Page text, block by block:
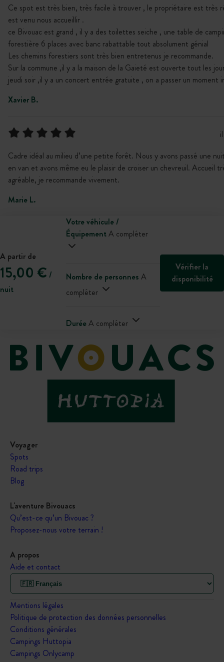
Ce spot est très bien, très facile à trouver , le propriétaire est très
est venu nous accueillir .
ce Bivouac est grand , il y a des toilettes seiche , une table de
forestière 6 places avec banc rabattable tout absolument génial
Les chemins forestiers sont très bien entretenus je recommande.
Sur la commune ,il y a la maison de la Gaieté est ouverte tout les
jeudi soir ,il y a un concert entrée gratuite , on a passer un moment
Xavier B.
Cadre idéal au milieu d’une petite forêt. Nous y avons passé une
en van et avons même eu le plaisir de croiser un chevreuil. Accueil
agréable, je recommande vivement.
Marie L.
A partir de
15,00 € /
nuit
Votre véhicule /
ÉquipementA compléter
Nombre de personnes A
compléter
DuréeA compléter
Vérifier la
disponibilité
Voyager
Spots
Road trips
Blog
L'aventure Bivouacs
Qu’est-ce qu’un Bivouac ?
Proposez-nous votre terrain !
A propos
Aide et contact
Mentions légales
Politique de protection des données personnelles
Conditions générales
Campings Huttopia
Campings Onlycamp